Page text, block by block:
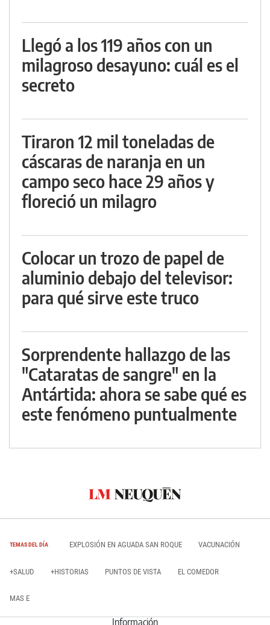
Llegó a los 119 años con un
milagroso desayuno: cuál es el
secreto
Tiraron 12 mil toneladas de
cáscaras de naranja en un
campo seco hace 29 años y
floreció un milagro
Colocar un trozo de papel de
aluminio debajo del televisor:
para qué sirve este truco
Sorprendente hallazgo de las
"Cataratas de sangre" en la
Antártida: ahora se sabe qué es
este fenómeno puntualmente
TEMAS DEL DÍA EXPLOSIÓN EN AGUADA SAN ROQUE VACUNACIÓN
+SALUD +HISTORIAS PUNTOS DE VISTA EL COMEDOR
MAS E
Información